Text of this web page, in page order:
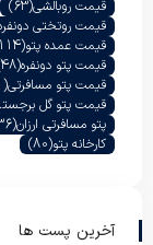
قیمت روبالشی(63)
قیمت روتختی
قیمت عمده پتو(114)
قیمت پتو دونفره(48)
قیمت پتو مسافرتی(61)
قیمت پتو گل
پتو مسافرتی ارزان(36)
کارخانه پتو(80)
آخرین پست ها